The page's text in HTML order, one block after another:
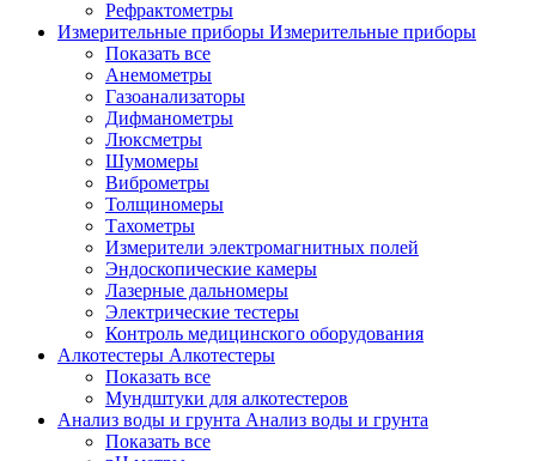
Рефрактометры
Измерительные приборы Измерительные приборы
Показать все
Анемометры
Газоанализаторы
Дифманометры
Люксметры
Шумомеры
Виброметры
Толщиномеры
Тахометры
Измерители электромагнитных полей
Эндоскопические камеры
Лазерные дальномеры
Электрические тестеры
Контроль медицинского оборудования
Алкотестеры Алкотестеры
Показать все
Мундштуки для алкотестеров
Анализ воды и грунта Анализ воды и грунта
Показать все